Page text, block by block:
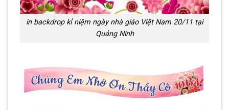
in backdrop kỉ niệm ngày nhà giáo Việt Nam 20/11 tại
Quảng Ninh